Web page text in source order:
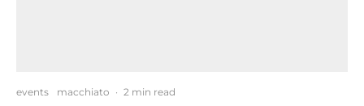
events macchiato · 2 min read